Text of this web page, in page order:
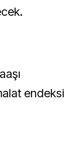
endeksi